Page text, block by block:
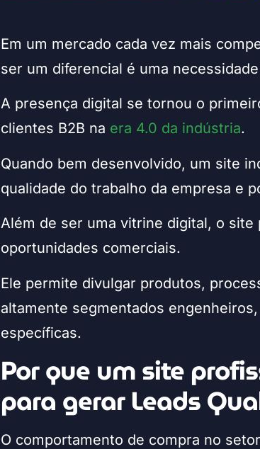
Em um mercado cada vez mais
ser um diferencial é uma
A presença digital se tornou o
clientes B2B na era 4.0 da indústria.
Quando bem desenvolvido, um site
qualidade do trabalho da empresa e
Além de ser uma vitrine digital, o site
oportunidades comerciais.
Ele permite divulgar produtos,
altamente segmentados
específicas.
Por que um site
para gerar Leads
O comportamento de compra no